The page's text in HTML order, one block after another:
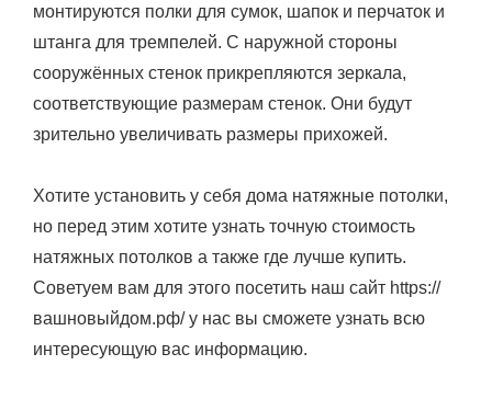
монтируются полки для сумок, шапок и перчаток и
штанга для тремпелей. С наружной стороны
сооружённых стенок прикрепляются зеркала,
соответствующие размерам стенок. Они будут
зрительно увеличивать размеры прихожей.
Хотите установить у себя дома натяжные потолки,
но перед этим хотите узнать точную стоимость
натяжных потолков а также где лучше купить.
Советуем вам для этого посетить наш сайт https://
вашновыйдом.рф/ у нас вы сможете узнать всю
интересующую вас информацию.